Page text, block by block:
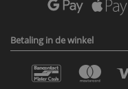
Betaling in de winkel